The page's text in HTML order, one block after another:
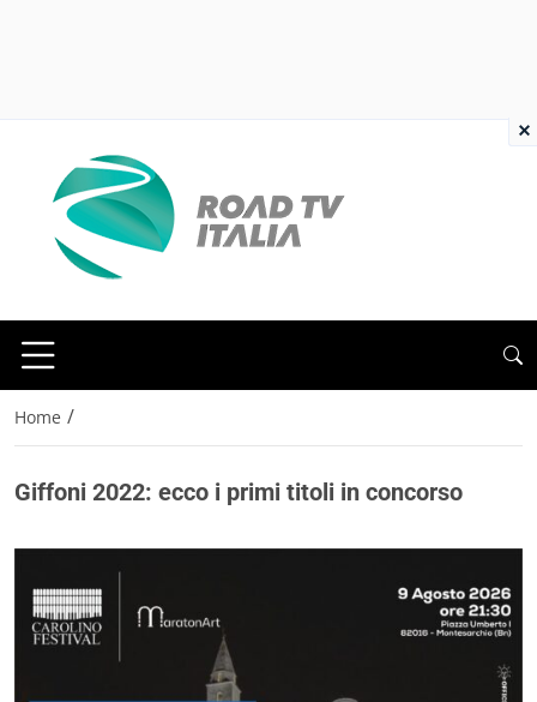
Home /
Giffoni 2022: ecco i primi titoli in concorso
×